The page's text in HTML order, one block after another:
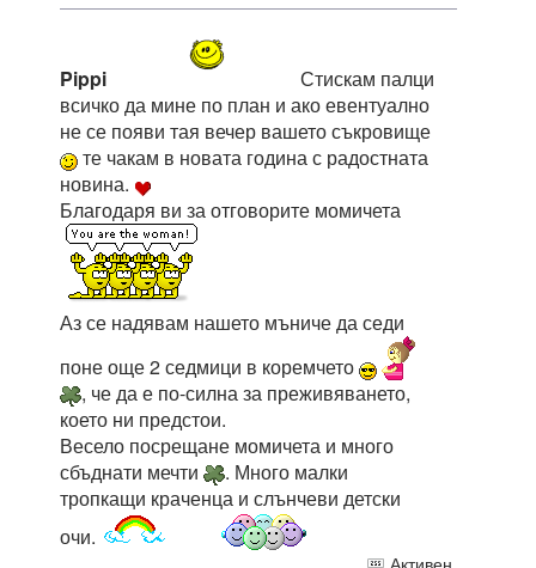
Pippi
Стискам палци
всичко да мине по план и ако евентуално
не се появи тая вечер вашето съкровище
те чакам в новата година с радостната
новина.
Благодаря ви за отговорите момичета
Аз се надявам нашето мъниче да седи
поне още 2 седмици в коремчето
, че да е по-силна за преживяването,
което ни предстои.
Весело посрещане момичета и много
сбъднати мечти
. Много малки
тропкащи краченца и слънчеви детски
очи.